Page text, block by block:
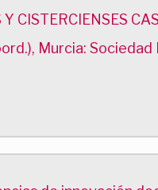
CISTERCIENSES
Murcia: